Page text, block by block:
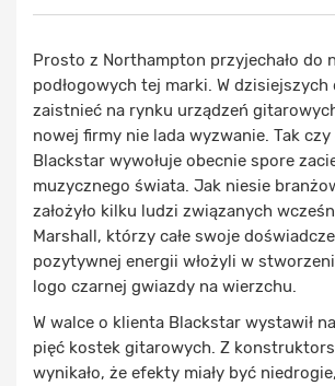
Prosto z Northampton przyjechało do
podłogowych tej marki. W dzisiejszych
zaistnieć na rynku urządzeń
nowej firmy nie lada wyzwanie. Tak
Blackstar wywołuje obecnie spore
muzycznego świata. Jak niesie
założyło kilku ludzi związanych
Marshall, którzy całe swoje
pozytywnej energii włożyli w
logo czarnej gwiazdy na wierzchu.
W walce o klienta Blackstar wystawił
pięć kostek gitarowych. Z
wynikało, że efekty miały być